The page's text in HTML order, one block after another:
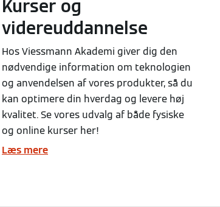
Kurser og
videreuddannelse
Hos Viessmann Akademi giver dig den
nødvendige information om teknologien
og anvendelsen af vores produkter, så du
kan optimere din hverdag og levere høj
kvalitet. Se vores udvalg af både fysiske
og online kurser her!
Læs mere